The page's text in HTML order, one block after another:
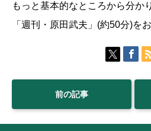
もっと基本的なところから分か
「週刊・原田武夫」(約50分)を
前の記事